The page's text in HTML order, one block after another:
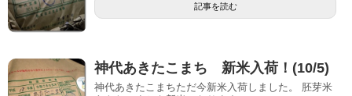
記事を読む
神代あきたこまち 新米入荷！(10/5)
神代あきたこまちただ今新米入荷しました。 胚芽米